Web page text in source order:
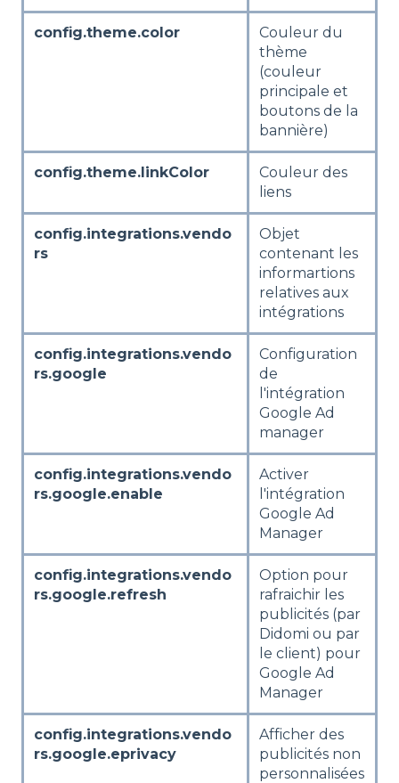
config.theme.color
Couleur du
thème
(couleur
principale et
boutons de la
bannière)
config.theme.linkColor
Couleur des
liens
config.integrations.vendo
rs
Objet
contenant les
informartions
relatives aux
intégrations
config.integrations.vendo
rs.google
Configuration
de
l'intégration
Google Ad
manager
config.integrations.vendo
rs.google.enable
Activer
l'intégration
Google Ad
Manager
config.integrations.vendo
rs.google.refresh
Option pour
rafraichir les
publicités (par
Didomi ou par
le client) pour
Google Ad
Manager
config.integrations.vendo
rs.google.eprivacy
Afficher des
publicités non
personnalisées